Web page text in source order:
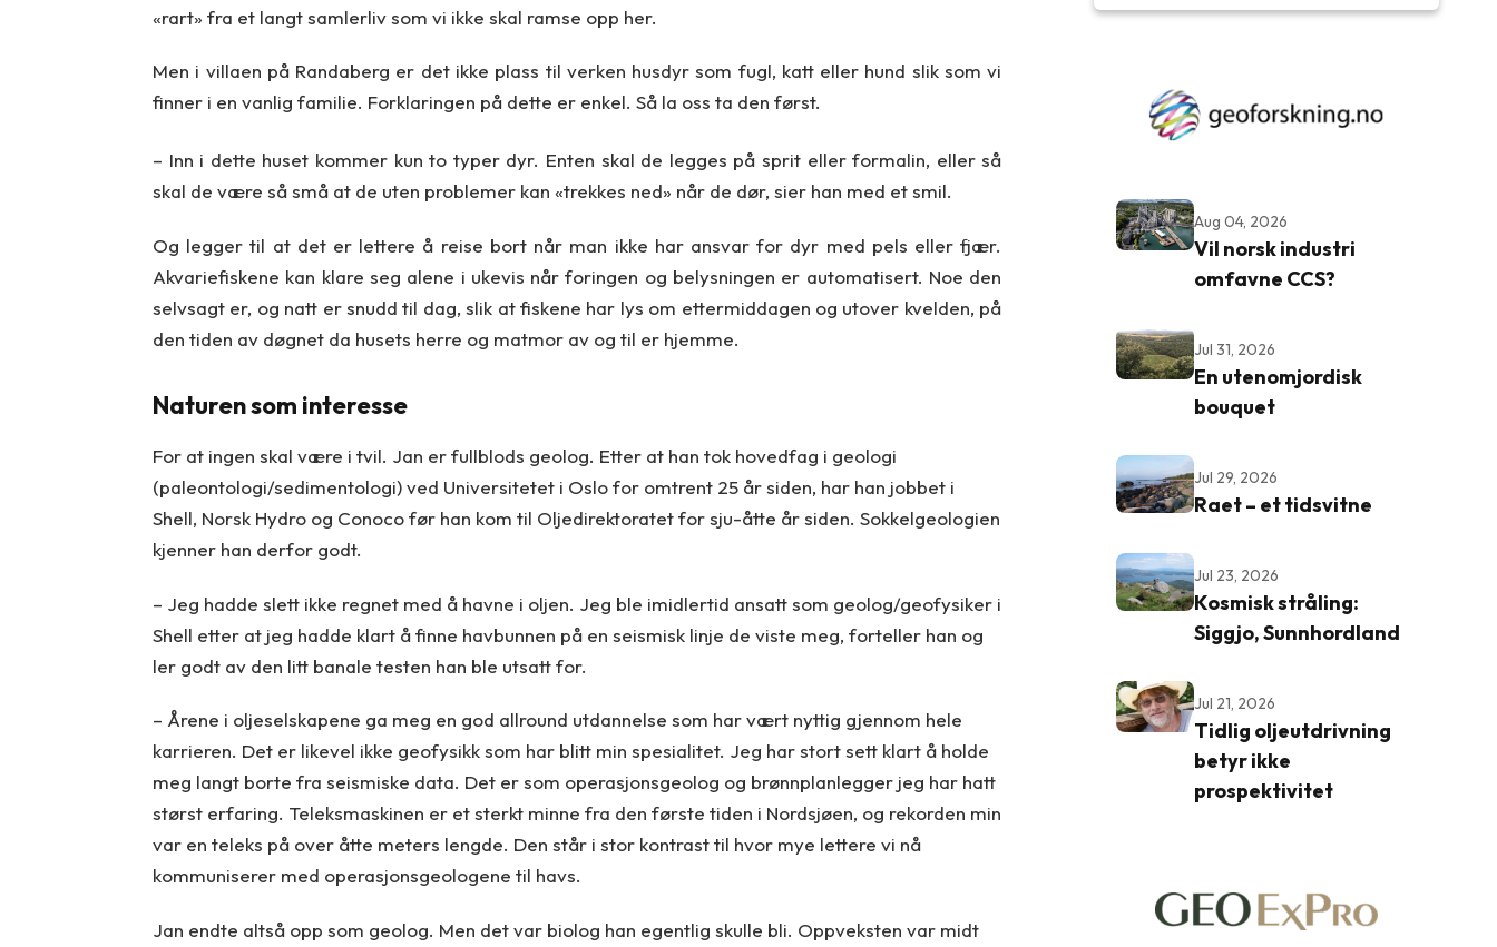
«rart» fra et langt samlerliv som vi ikke skal ramse opp her.
Men i villaen på Randaberg er det ikke plass til verken husdyr som fugl, katt eller hund slik som vi
finner i en vanlig familie. Forklaringen på dette er enkel. Så la oss ta den først.
– Inn i dette huset kommer kun to typer dyr. Enten skal de legges på sprit eller formalin, eller så
skal de være så små at de uten problemer kan «trekkes ned» når de dør, sier han med et smil.
Og legger til at det er lettere å reise bort når man ikke har ansvar for dyr med pels eller fjær.
Akvariefiskene kan klare seg alene i ukevis når foringen og belysningen er automatisert. Noe den
selvsagt er, og natt er snudd til dag, slik at fiskene har lys om ettermiddagen og utover kvelden, på
den tiden av døgnet da husets herre og matmor av og til er hjemme.
Naturen som interesse
For at ingen skal være i tvil. Jan er fullblods geolog. Etter at han tok hovedfag i geologi
(paleontologi/sedimentologi) ved Universitetet i Oslo for omtrent 25 år siden, har han jobbet i
Shell, Norsk Hydro og Conoco før han kom til Oljedirektoratet for sju-åtte år siden. Sokkelgeologien
kjenner han derfor godt.
– Jeg hadde slett ikke regnet med å havne i oljen. Jeg ble imidlertid ansatt som geolog/geofysiker i
Shell etter at jeg hadde klart å finne havbunnen på en seismisk linje de viste meg, forteller han og
ler godt av den litt banale testen han ble utsatt for.
– Årene i oljeselskapene ga meg en god allround utdannelse som har vært nyttig gjennom hele
karrieren. Det er likevel ikke geofysikk som har blitt min spesialitet. Jeg har stort sett klart å holde
meg langt borte fra seismiske data. Det er som operasjonsgeolog og brønnplanlegger jeg har hatt
størst erfaring. Teleksmaskinen er et sterkt minne fra den første tiden i Nordsjøen, og rekorden min
var en teleks på over åtte meters lengde. Den står i stor kontrast til hvor mye lettere vi nå
kommuniserer med operasjonsgeologene til havs.
Jan endte altså opp som geolog. Men det var biolog han egentlig skulle bli. Oppveksten var midt
Aug 04, 2026
Vil norsk industri
omfavne CCS?
Jul 31, 2026
En utenomjordisk
bouquet
Jul 29, 2026
Raet – et tidsvitne
Jul 23, 2026
Kosmisk stråling:
Siggjo, Sunnhordland
Jul 21, 2026
Tidlig oljeutdrivning
betyr ikke
prospektivitet